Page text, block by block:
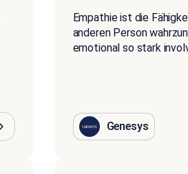
Empathie ist die
anderen Person
emotional so stark
Genesys